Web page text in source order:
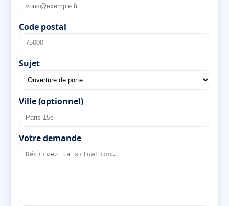
Code postal
Sujet
Ville (optionnel)
Votre demande